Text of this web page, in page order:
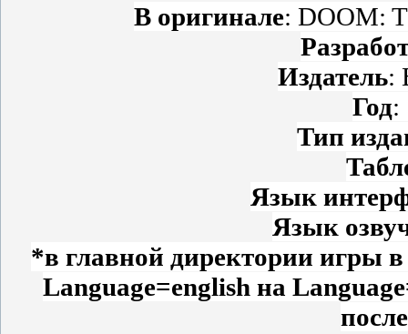
В оригинале: DOOM:
Издатель:
Год:
Тип
Язык
Язык
*в главной директории игры
Language=english на